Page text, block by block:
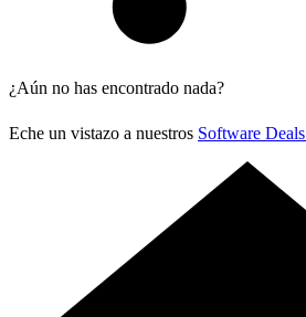
¿Aún no has encontrado nada?
Eche un vistazo a nuestros Software Deals